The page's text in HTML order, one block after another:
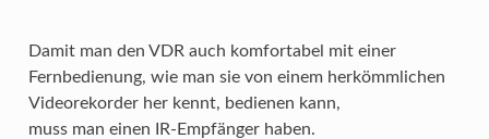
Damit man den VDR auch komfortabel mit einer
Fernbedienung, wie man sie von einem herkömmlichen
Videorekorder her kennt, bedienen kann,
muss man einen IR-Empfänger haben.